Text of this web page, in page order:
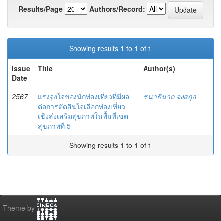
Results/Page
Authors/Record:
Showing results 1 to 1 of 1
Issue
Date
Title Author(s)
2567
แรงจูงใจของนักท่องเที่ยวที่มีผล
ต่อการตัดสินใจเลือกท่องเที่ยว
เชิงส่งเสริมสุขภาพในพื้นที่เขต
สุขภาพที่ 5
ชนาธินาถ จงสกุล
Showing results 1 to 1 of 1
Theme by